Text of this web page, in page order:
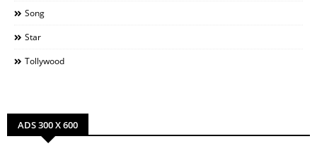
Song
Star
Tollywood
ADS 300 X 600